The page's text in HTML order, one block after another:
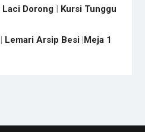
Laci Dorong| Kursi Tunggu
| Lemari Arsip Besi|Meja 1